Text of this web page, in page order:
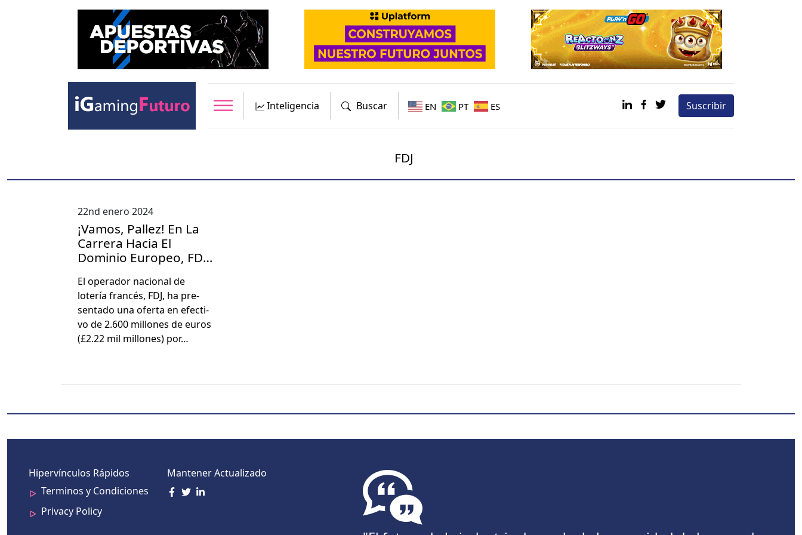
Inteligencia Buscar EN PT ES Suscribir
FDJ
22nd enero 2024
¡Vamos, Pallez! En La
Carrera Hacia El
Dominio Europeo, FDJ
De €2.6 Mil Millones
Por Kindred
El oper­ador nacional de
lotería francés, FDJ, ha pre­
sen­ta­do una ofer­ta en efec­ti­
vo de 2.600 mil­lones de euros
(£2.22 mil mil­lones) por…
Hipervínculos Rápidos
Terminos y Condiciones
Privacy Policy
Mantener Actualizado